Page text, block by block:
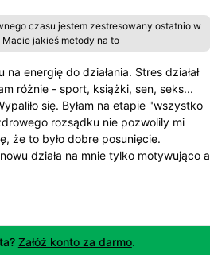
czasu jestem zestresowany ostatnio w
Macie jakieś metody na to
energię do działania. Stres działał
różnie - sport, książki, sen, seks...
się. Byłam na etapie "wszystko
rozsądku nie pozwoliły mi
że to było dobre posunięcie.
działa na mnie tylko motywująco a
Załóż konto za darmo.